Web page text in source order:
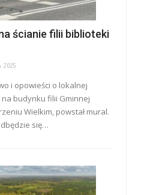
ścianie filii biblioteki
2025
i opowieści o lokalnej
na budynku filii Gminnej
Wielkim, powstał mural.
się…